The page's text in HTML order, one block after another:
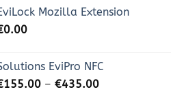
Mozilla Extension
0.00
EviPro NFC
155.00 – €435.00